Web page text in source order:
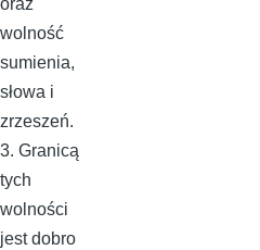
oraz
wolność
sumienia,
słowa i
zrzeszeń.
3. Granicą
tych
wolności
jest dobro